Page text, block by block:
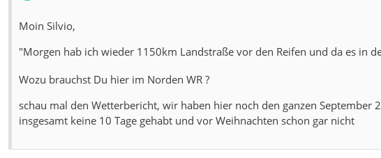
Moin Silvio,
"Morgen hab ich wieder 1150km Landstraße vor den Reifen und da es in
Wozu brauchst Du hier im Norden WR ?
schau mal den Wetterbericht, wir haben hier noch den ganzen September
insgesamt keine 10 Tage gehabt und vor Weihnachten schon gar nicht